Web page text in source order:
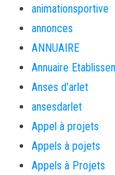
animationsportive
annonces
ANNUAIRE
Annuaire
Anses d'arlet
ansesdarlet
Appel à projets
Appels à pojets
Appels à Projets